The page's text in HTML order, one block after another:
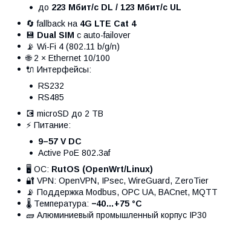
до 223 Мбит/с DL / 123 Мбит/с UL
🔄 fallback на 4G LTE Cat 4
💾 Dual SIM с auto-failover
📡 Wi-Fi 4 (802.11 b/g/n)
🌐 2 × Ethernet 10/100
🔌 Интерфейсы:
RS232
RS485
💽 microSD до 2 TB
⚡ Питание:
9–57 V DC
Active PoE 802.3af
🖥 ОС: RutOS (OpenWrt/Linux)
🔐 VPN: OpenVPN, IPsec, WireGuard, ZeroTier
📡 Поддержка Modbus, OPC UA, BACnet, MQTT
🌡 Температура: −40…+75 °C
🧱 Алюминиевый промышленный корпус IP30